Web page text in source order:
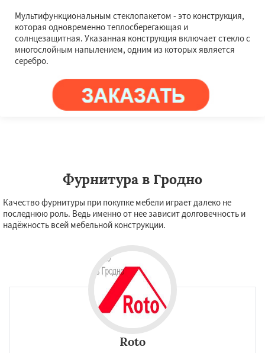
Мультифункциональным стеклопакетом - это конструкция,
которая одновременно теплосберегающая и
солнцезащитная. Указанная конструкция включает стекло с
многослойным напылением, одним из которых является
серебро.
Фурнитура в Гродно
Качество фурнитуры при покупке мебели играет далеко не
последнюю роль. Ведь именно от нее зависит долговечность и
надёжность всей мебельной конструкции.
Roto